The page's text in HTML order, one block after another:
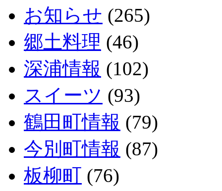
お知らせ (265)
郷土料理 (46)
深浦情報 (102)
スイーツ (93)
鶴田町情報 (79)
今別町情報 (87)
板柳町 (76)